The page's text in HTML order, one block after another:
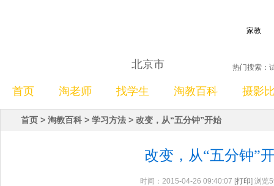
北京市
家教
热门搜索：
首页 淘老师 找学生 淘教百科 摄影
首页 > 淘教百科 > 学习方法 > 改变，从“五分钟”开始
改变，从“五分钟”
时间：2015-04-26 09:40:07 [打印] 浏览